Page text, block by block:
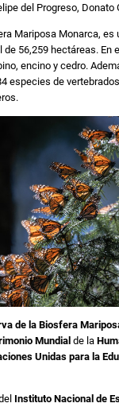
del Progreso, Donato
Mariposa Monarca, es
56,259 hectáreas. En
encino y cedro.
especies de
de la Biosfera
Mundial de la
Unidas para la
Instituto Nacional de